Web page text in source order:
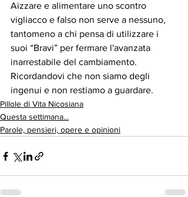
Aizzare e alimentare uno scontro
vigliacco e falso non serve a nessuno,
tantomeno a chi pensa di utilizzare i
suoi “Bravi” per fermare l'avanzata
inarrestabile del cambiamento.
Ricordandovi che non siamo degli
ingenui e non restiamo a guardare.
Pillole di Vita Nicosiana
Questa settimana...
Parole, pensieri, opere e opinioni